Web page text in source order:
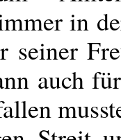
in
seiner
auch